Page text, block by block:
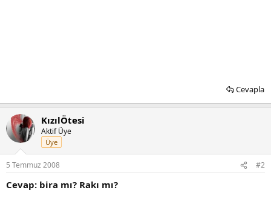
Cevapla
KızılÖtesi
Aktif Üye
Üye
5 Temmuz 2008 #2
Cevap: bira mı? Rakı mı?